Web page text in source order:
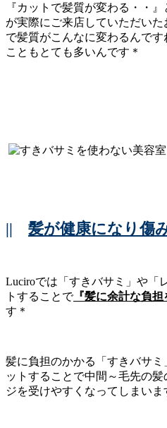
『カットで髪質が変わる・・
が実際にご来店していただい
で髪質がこんなに変わるんです
こともとても多いんです＊
|| 髪が健康になり傷
Luciroでは「すきバサミ」や「
トすることで『髪に余計な負担
す＊
髪に負担のかかる「すきバサ
ットすることで中間～毛先の
ジを受けやすくなってしまいま